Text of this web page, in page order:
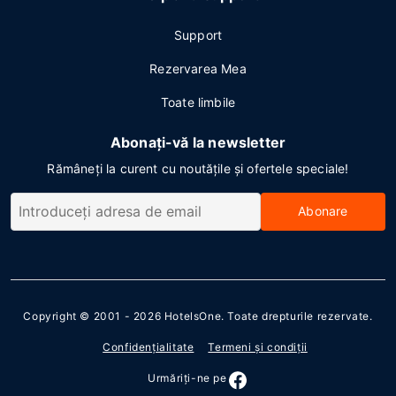
Support
Rezervarea Mea
Toate limbile
Abonați-vă la newsletter
Rămâneți la curent cu noutățile și ofertele speciale!
Abonare
Copyright © 2001 - 2026 HotelsOne. Toate drepturile rezervate.
Confidenţialitate Termeni şi condiţii
Urmăriţi-ne pe